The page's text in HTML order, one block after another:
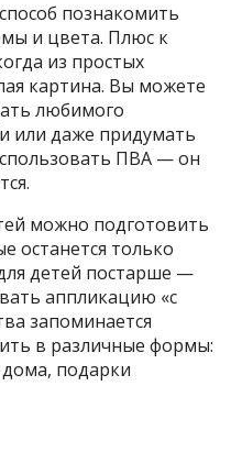
познакомить
и цвета. Плюс к
из простых
картина. Вы можете
любимого
или даже придумать
ПВА — он
можно подготовить
останется только
детей постарше —
аппликацию «с
запоминается
в различные формы:
подарки